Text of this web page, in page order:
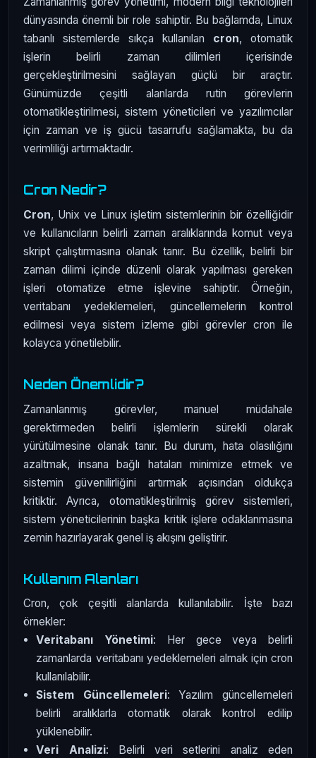
dünyasında önemli bir role sahiptir. Bu bağlamda, Linux
tabanlı sistemlerde sıkça kullanılan cron, otomatik
işlerin belirli zaman dilimleri içerisinde
gerçekleştirilmesini sağlayan güçlü bir araçtır.
Günümüzde çeşitli alanlarda rutin görevlerin
otomatikleştirilmesi, sistem yöneticileri ve yazılımcılar
için zaman ve iş gücü tasarrufu sağlamakta, bu da
verimliliği artırmaktadır.
Cron Nedir?
Cron, Unix ve Linux işletim sistemlerinin bir özelliğidir
ve kullanıcıların belirli zaman aralıklarında komut veya
skript çalıştırmasına olanak tanır. Bu özellik, belirli bir
zaman dilimi içinde düzenli olarak yapılması gereken
işleri otomatize etme işlevine sahiptir. Örneğin,
veritabanı yedeklemeleri, güncellemelerin kontrol
edilmesi veya sistem izleme gibi görevler cron ile
kolayca yönetilebilir.
Neden Önemlidir?
Zamanlanmış görevler, manuel müdahale
gerektirmeden belirli işlemlerin sürekli olarak
yürütülmesine olanak tanır. Bu durum, hata olasılığını
azaltmak, insana bağlı hataları minimize etmek ve
sistemin güvenilirliğini artırmak açısından oldukça
kritiktir. Ayrıca, otomatikleştirilmiş görev sistemleri,
sistem yöneticilerinin başka kritik işlere odaklanmasına
zemin hazırlayarak genel iş akışını geliştirir.
Kullanım Alanları
Cron, çok çeşitli alanlarda kullanılabilir. İşte bazı
örnekler:
Veritabanı Yönetimi: Her gece veya belirli
zamanlarda veritabanı yedeklemeleri almak için cron
kullanılabilir.
Sistem Güncellemeleri: Yazılım güncellemeleri
belirli aralıklarla otomatik olarak kontrol edilip
yüklenebilir.
Veri Analizi: Belirli veri setlerini analiz eden